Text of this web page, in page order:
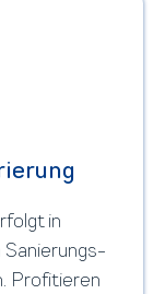
in
Sanierungs-
Profitieren